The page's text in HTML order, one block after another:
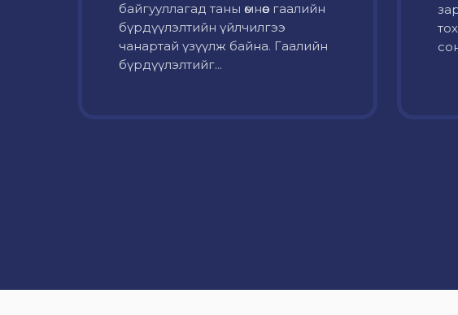
байгууллагад таны өмнөөс гаалийн
бүрдүүлэлтийн үйлчилгээ
чанартай үзүүлж байна. Гаалийн
бүрдүүлэлтийг...